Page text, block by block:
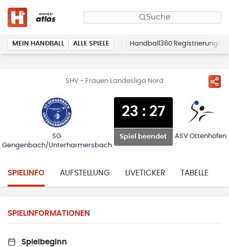
Suche
MEIN HANDBALL ALLE SPIELE Handball360 Registrierung
SHV - Frauen Landesliga Nord
SG
Gengenbach/Unterharmersbach
23 : 27
Spiel beendet ASV Ottenhöfen
SPIELINFO AUFSTELLUNG LIVETICKER TABELLE
SPIELINFORMATIONEN
Spielbeginn